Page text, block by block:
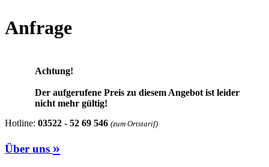
Anfrage
Achtung!
Der aufgerufene Preis zu diesem Angebot ist leider
nicht mehr gültig!
Hotline: 03522 - 52 69 546 (zum Ortstarif)
Über uns »